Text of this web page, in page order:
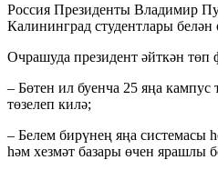
Россия Президенты Владимир
Калининград студентлары
Очрашуда президент әйткән төп
– Бөтен ил буенча 25 яңа кампус
төзелеп килә;
– Белем бирүнең яңа системасы
һәм хезмәт базары өчен ярашлы